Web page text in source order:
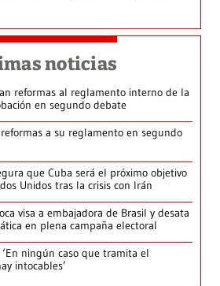
noticias
reformas al reglamento interno de la
en segundo debate
a su reglamento en segundo
que Cuba será el próximo objetivo
Unidos tras la crisis con Irán
visa a embajadora de Brasil y desata
en plena campaña electoral
‘En ningún caso que tramita el
intocables’